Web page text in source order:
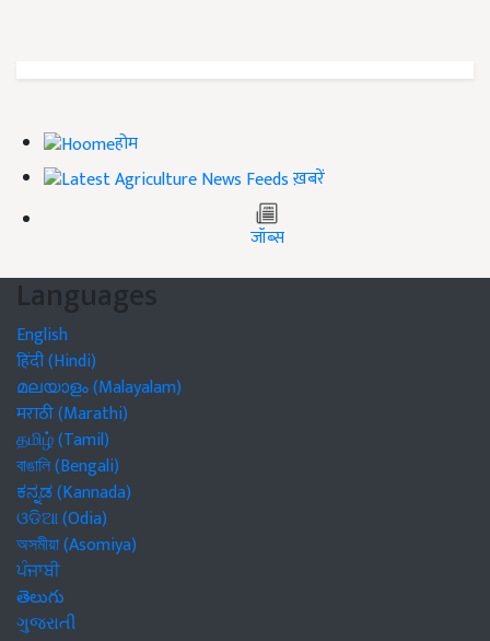
होम
ख़बरें
जॉब्स
Languages
English
हिंदी (Hindi)
മലയാളം (Malayalam)
मराठी (Marathi)
தமிழ் (Tamil)
বাঙালি (Bengali)
ಕನ್ನಡ (Kannada)
ଓଡିଆ (Odia)
অসমীয়া (Asomiya)
ਪੰਜਾਬੀ
తెలుగు
ગુજરાતી